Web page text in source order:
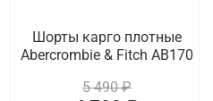
Шорты карго плотные
Abercrombie & Fitch AB170
5 490 ₽